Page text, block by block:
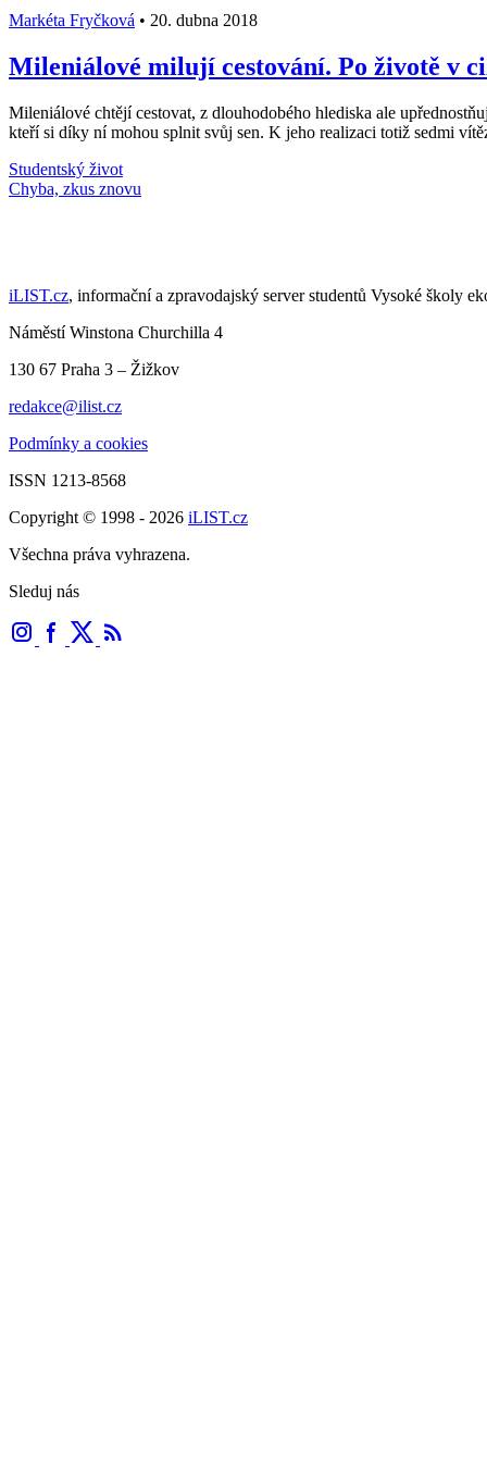
Markéta Fryčková • 20. dubna 2018
Mileniálové milují cestování. Po životě v
Mileniálové chtějí cestovat, z dlouhodobého hlediska ale
kteří si díky ní mohou splnit svůj sen. K jeho realizaci totiž sedmi
Studentský život
Načti další články
iLIST.cz, informační a zpravodajský server studentů Vysoké školy
Náměstí Winstona Churchilla 4
130 67 Praha 3 – Žižkov
redakce@ilist.cz
Podmínky a cookies
ISSN 1213-8568
Copyright © 1998 - 2026 iLIST.cz
Všechna práva vyhrazena.
Sleduj nás